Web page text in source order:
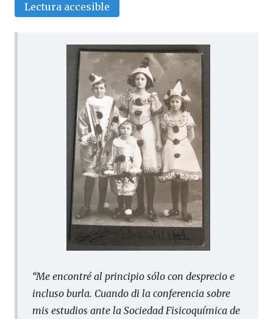
Lectura accesible
“Me encontré al principio sólo con desprecio e
incluso burla. Cuando di la conferencia sobre
mis estudios ante la Sociedad Fisicoquímica de